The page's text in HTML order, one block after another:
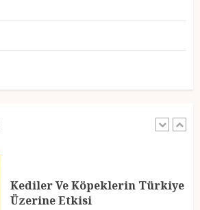
2025 En İyi Yaz Tatilleri
Kediler Ve Köpeklerin Türkiye
Üzerine Etkisi